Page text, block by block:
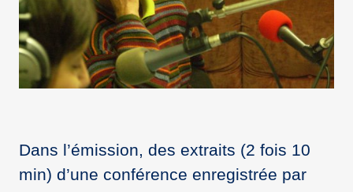
Dans l’émission, des extraits (2 fois 10
min) d’une conférence enregistrée par